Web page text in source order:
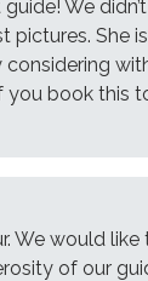
We
pictures. She
considering
book this
We would
of our